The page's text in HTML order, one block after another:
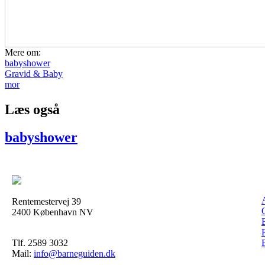
Mere om:
babyshower
Gravid & Baby
mor
Læs også
babyshower
Rentemestervej 39
2400 København NV
Tlf. 2589 3032
Mail: info@barneguiden.dk